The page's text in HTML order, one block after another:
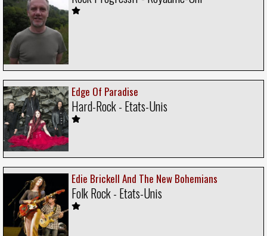
Edge Of Paradise
Hard-Rock - Etats-Unis
Edie Brickell And The New Bohemians
Folk Rock - Etats-Unis